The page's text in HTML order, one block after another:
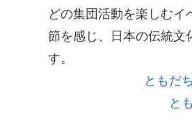
どの集団活動を楽しむイ
節を感じ、日本の伝統文
す。
ともだ
と